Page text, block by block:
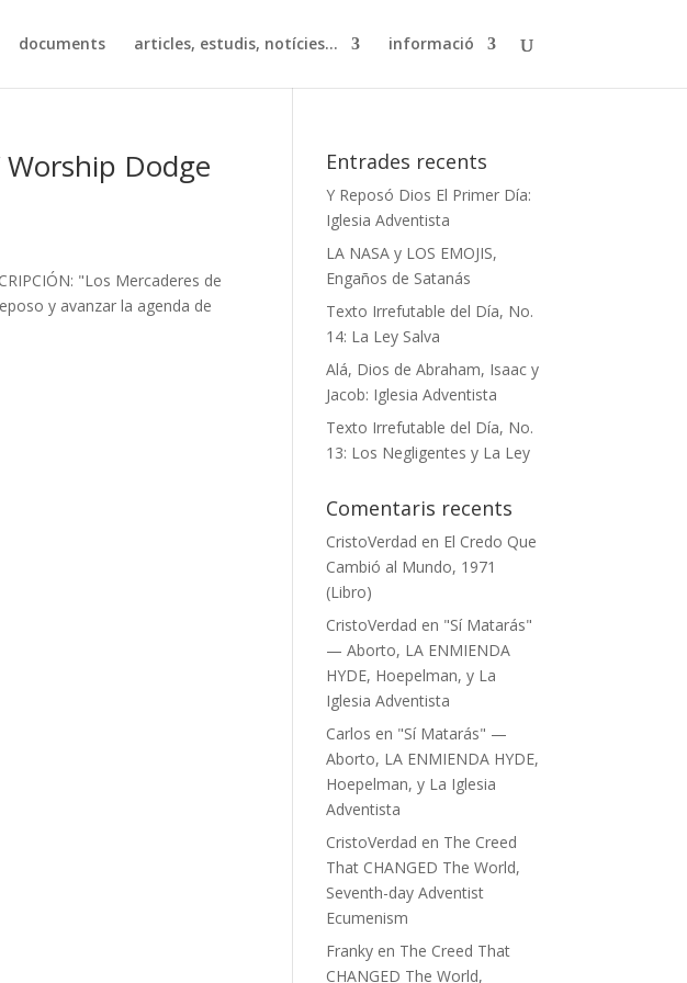
documents articles, estudis, notícies… informació
Dodge
"Los Mercaderes de
y avanzar la agenda de
Entrades recents
Y Reposó Dios El Primer Día:
Iglesia Adventista
LA NASA y LOS EMOJIS,
Engaños de Satanás
Texto Irrefutable del Día, No.
14: La Ley Salva
Alá, Dios de Abraham, Isaac y
Jacob: Iglesia Adventista
Texto Irrefutable del Día, No.
13: Los Negligentes y La Ley
Comentaris recents
CristoVerdad en El Credo Que
Cambió al Mundo, 1971
(Libro)
CristoVerdad en "Sí Matarás"
— Aborto, LA ENMIENDA
HYDE, Hoepelman, y La
Iglesia Adventista
Carlos en "Sí Matarás" —
Aborto, LA ENMIENDA HYDE,
Hoepelman, y La Iglesia
Adventista
CristoVerdad en The Creed
That CHANGED The World,
Seventh-day Adventist
Ecumenism
Franky en The Creed That
CHANGED The World,